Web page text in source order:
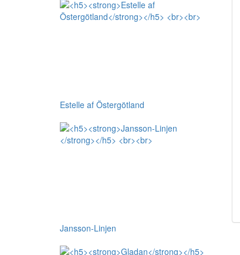
Estelle af Östergötland
Jansson-Linjen